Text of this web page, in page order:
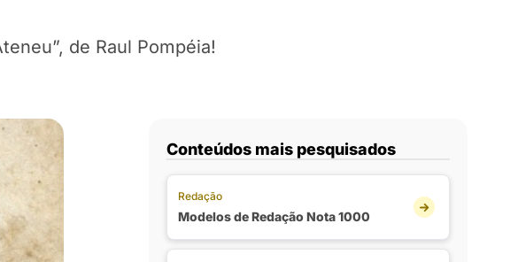
de Raul Pompéia!
Conteúdos mais pesquisados
Redação
Modelos de Redação Nota 1000